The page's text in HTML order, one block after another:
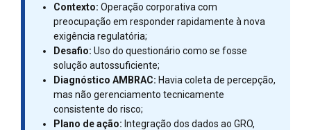
Contexto: Operação corporativa com
preocupação em responder rapidamente à nova
exigência regulatória;
Desafio: Uso do questionário como se fosse
solução autossuficiente;
Diagnóstico AMBRAC: Havia coleta de percepção,
mas não gerenciamento tecnicamente
consistente do risco;
Plano de ação: Integração dos dados ao GRO,